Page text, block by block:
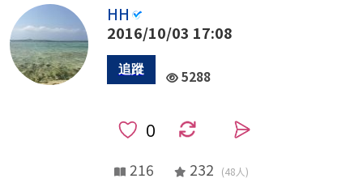
HH
2016/10/03 17:08
5288
216 232 (48人)